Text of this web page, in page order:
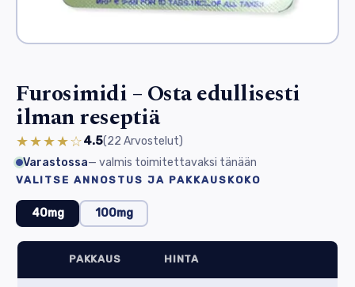
Furosimidi – Osta edullisesti
ilman reseptiä
★★★★☆4.5(22 Arvostelut)
Varastossa— valmis toimitettavaksi tänään
VALITSE ANNOSTUS JA PAKKAUSKOKO
40mg 100mg
PAKKAUS HINTA